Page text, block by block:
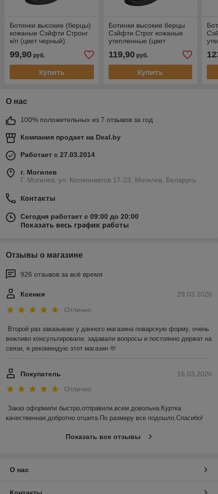
Ботинки высокие (берцы)
кожаные Сэйфти Стронг
к/п (цвет черный)
99,90 руб.
Купить
Ботинки высокие берцы
Сэйфти Строг кожаные
утепленные (цвет
119,90руб.
Купить
О нас
100% положительных из 7 отзывов за год
Компания продает на Deal.by
Работает с 27.03.2014
г. Могилев
Г. Могилев, ул. Космонавтов 17-23, Могилев, Беларусь
Контакты
Сегодня работает с 09:00 до 20:00
Показать весь график работы
Отзывы о магазине
926 отзывов за всё время
29.03.2026
Ксения
Отлично
Второй раз заказываю у данного магазина поварскую форму, очень
вежливо консультировали, задавали вопросы и постоянно держат на
связи, я рекомендую этот магазин 🫶
16.03.2026
Покупатель
Отлично
Заказ оформили быстро,отправили,всем довольна.Куртка
качественная,добротно отшита.По размеру все подошло.Спасибо!
Показать все отзывы
О нас